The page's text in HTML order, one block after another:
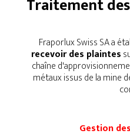
Traitement
Fraporlux Swiss SA a
recevoir des plaintes
chaîne
métaux issus de la mine
Gestion